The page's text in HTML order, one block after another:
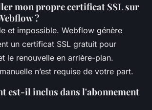
mon propre certificat SSL sur
?
et impossible. Webflow génère
un certificat SSL gratuit pour
le renouvelle en arrière-plan.
n’est requise de votre part.
est-il inclus dans l'abonnement